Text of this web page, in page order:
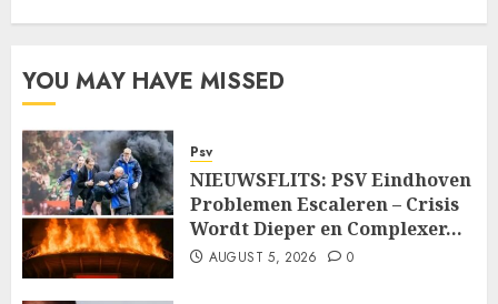
YOU MAY HAVE MISSED
Psv
NIEUWSFLITS: PSV Eindhoven
Problemen Escaleren – Crisis
Wordt Dieper en Complexer…
AUGUST 5, 2026 0